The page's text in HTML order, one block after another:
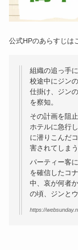
公式HPのあらすじは
組織の追っ手
校途中にジン
仕掛け、ジン
を察知。
その計画を阻
ホテルに急行
に潜りこんだ
害されてしまう
パーティー客
を確信したコ
中、哀が何者
の頃、ジンと
https://